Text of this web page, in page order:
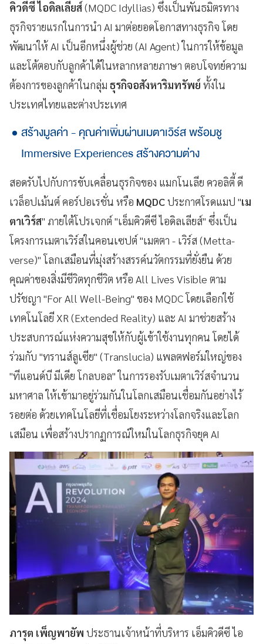
คิวดีซี ไอดิลเลียส์(MQDC Idyllias) ซึ่งเป็นพันธมิตรทาง
ธุรกิจรายแรกในการนำ AI มาต่อยอดโอกาสทางธุรกิจ โดย
พัฒนาให้ AI เป็นอีกหนึ่งผู้ช่วย (AI Agent) ในการให้ข้อมูล
และโต้ตอบกับลูกค้าได้ในหลากหลายภาษา ตอบโจทย์ความ
ต้องการของลูกค้าในกลุ่ม ธุรกิจอสังหาริมทรัพย์ ทั้งใน
ประเทศไทยและต่างประเทศ
สร้างมูลค่า - คุณค่าเพิ่มผ่านเมตาเวิร์ส พร้อมชู
Immersive Experiences สร้างความต่าง
สอดรับไปกับการขับเคลื่อนธุรกิจของ แมกโนเลีย ควอลิตี้ ดี
เวล็อปเม้นต์ คอร์ปอเรชั่น หรือ MQDCประกาศโรดแมป "เม
ตาเวิร์ส" ภายใต้โปรเจกต์ "เอ็มคิวดีซี ไอดิลเลียส์" ซึ่งเป็น
โครงการเมตาเวิร์สในคอนเซปต์ "เมตตา - เวิร์ส (Metta-
verse)" โลกเสมือนที่มุ่งสร้างสรรค์นวัตกรรมที่ยั่งยืน ด้วย
คุณค่าของสิ่งมีชีวิตทุกชีวิต หรือ All Lives Visible ตาม
ปรัชญา "For All Well-Being" ของ MQDC โดยเลือกใช้
เทคโนโลยี XR (Extended Reality) และ AI มาช่วยสร้าง
ประสบการณ์แห่งความสุขให้กับผู้เข้าใช้งานทุกคน โดยได้
ร่วมกับ "ทรานส์ลูเซีย" (Translucia) แพลตฟอร์มใหญ่ของ
"ทีแอนด์บี มีเดีย โกลบอล" ในการรองรับเมตาเวิร์สจำนวน
มหาศาล ให้เข้ามาอยู่ร่วมกันในโลกเสมือนเชื่อมกันอย่างไร้
รอยต่อ ด้วยเทคโนโลยีที่เชื่อมโยงระหว่างโลกจริงและโลก
เสมือน เพื่อสร้างปรากฏการณ์ใหม่ในโลกธุรกิจยุค AI
ภารุต เพ็ญพายัพ ประธานเจ้าหน้าที่บริหาร เอ็มคิวดีซี ไอ